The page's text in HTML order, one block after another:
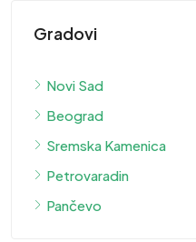
Gradovi
Novi Sad
Beograd
Sremska Kamenica
Petrovaradin
Pančevo